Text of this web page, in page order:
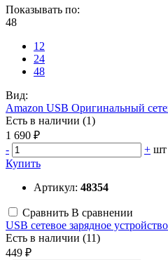
Показывать по:
48
12
24
48
Вид:
Amazon USB Оригинальный
Есть в наличии (1)
1 690 ₽
-
+ шт
Купить
Артикул: 48354
Сравнить В сравнении
USB сетевое зарядное
Есть в наличии (11)
449 ₽